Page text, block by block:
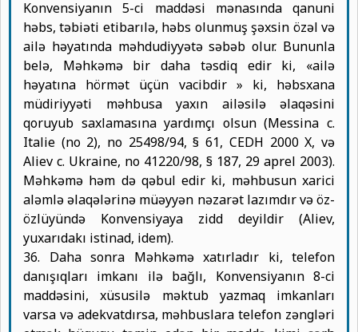
Konvensiyanın 5-ci maddəsi mənasında qanuni
həbs, təbiəti etibarılə, həbs olunmuş şəxsin özəl və
ailə həyatında məhdudiyyətə səbəb olur. Bununla
belə, Məhkəmə bir daha təsdiq edir ki, «ailə
həyatına hörmət üçün vacibdir » ki, həbsxana
müdiriyyəti məhbusa yaxın ailəsilə əlaqəsini
qoruyub saxlamasına yardımçı olsun (Messina c.
Italie (no 2), no 25498/94, § 61, CEDH 2000 X, və
Aliev c. Ukraine, no 41220/98, § 187, 29 aprel 2003).
Məhkəmə həm də qəbul edir ki, məhbusun xarici
aləmlə əlaqələrinə müəyyən nəzarət lazımdır və öz-
özlüyündə Konvensiyaya zidd deyildir (Aliev,
yuxarıdakı istinad, idem).
36. Daha sonra Məhkəmə xatırladır ki, telefon
danışıqları imkanı ilə bağlı, Konvensiyanın 8-ci
maddəsini, xüsusilə məktub yazmaq imkanları
varsa və adekvatdırsa, məhbuslara telefon zəngləri